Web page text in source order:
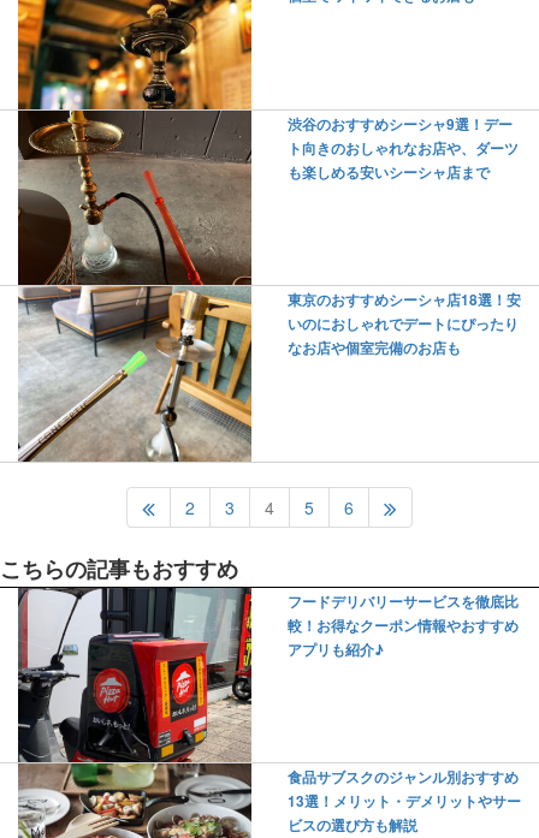
渋谷のおすすめシーシャ9選！デー
ト向きのおしゃれなお店や、ダーツ
も楽しめる安いシーシャ店まで
東京のおすすめシーシャ店18選！安
いのにおしゃれでデートにぴったり
なお店や個室完備のお店も
2 3 4 5 6
こちらの記事もおすすめ
フードデリバリーサービスを徹底比
較！お得なクーポン情報やおすすめ
アプリも紹介♪
食品サブスクのジャンル別おすすめ
13選！メリット・デメリットやサー
ビスの選び方も解説